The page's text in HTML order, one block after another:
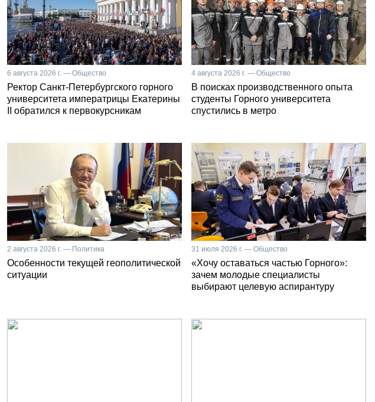
6 августа 2026 г. — Общество
Ректор Санкт-Петербургского горного
университета императрицы Екатерины
II обратился к первокурсникам
4 августа 2026 г. — Общество
В поисках производственного опыта
студенты Горного университета
спустились в метро
2 августа 2026 г. — Политика
Особенности текущей геополитической
ситуации
31 июля 2026 г. — Общество
«Хочу оставаться частью Горного»:
зачем молодые специалисты
выбирают целевую аспирантуру